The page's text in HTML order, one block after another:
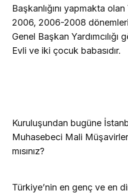
Başkanlığını yapmakta
2006, 2006-2008
Genel Başkan Yardımcılığı
Evli ve iki çocuk babasıdır.
Kuruluşundan bugüne
Muhasebeci Mali Müşavirler
mısınız?
Türkiye’nin en genç ve en